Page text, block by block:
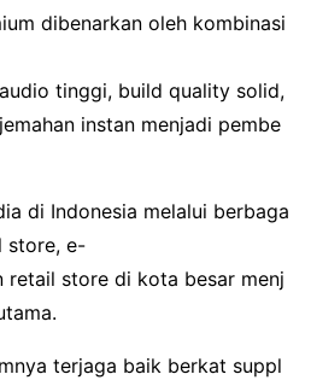
dibenarkan oleh kombinasi
tinggi, build quality solid,
instan menjadi pembe
di Indonesia melalui berbaga
store, e-
retail store di kota besar menj
terjaga baik berkat suppl